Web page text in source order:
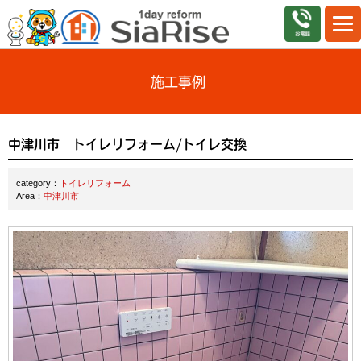
施工事例
中津川市 トイレリフォーム/トイレ交換
category：
トイレリフォーム
Area： 中津川市